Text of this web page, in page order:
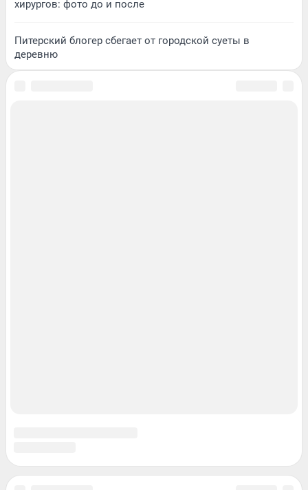
хирургов: фото до и после
Питерский блогер сбегает от городской суеты в
деревню